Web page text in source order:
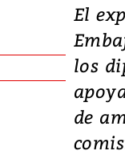
El
los
de